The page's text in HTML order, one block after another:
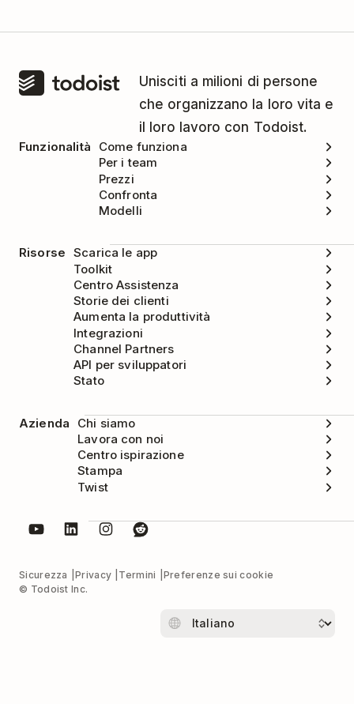
Unisciti a milioni di persone
che organizzano la loro vita e
il loro lavoro con Todoist.
Funzionalità
Come funziona
Per i team
Prezzi
Confronta
Modelli
Risorse Scarica le app
Toolkit
Centro Assistenza
Storie dei clienti
Aumenta la produttività
Integrazioni
Channel Partners
API per sviluppatori
Stato
Azienda
Chi siamo
Lavora con noi
Centro ispirazione
Stampa
Twist
Sicurezza Privacy Termini
Preferenze sui cookie
© Todoist Inc.